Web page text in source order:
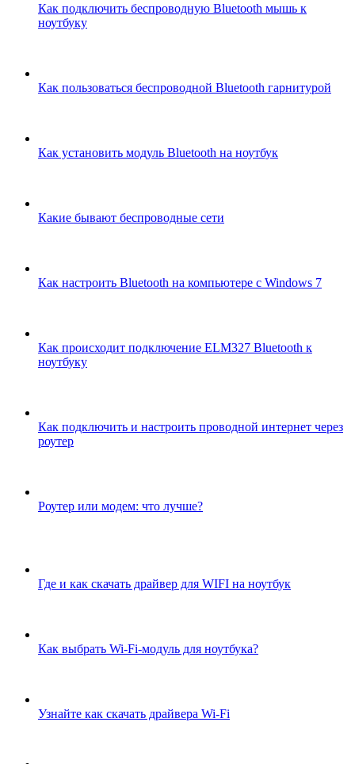
Как подключить беспроводную Bluetooth мышь к
ноутбуку
Как пользоваться беспроводной Bluetooth гарнитурой
Как установить модуль Bluetooth на ноутбук
Какие бывают беспроводные сети
Как настроить Bluetooth на компьютере с Windows 7
Как происходит подключение ELM327 Bluetooth к
ноутбуку
Как подключить и настроить проводной интернет через
роутер
Роутер или модем: что лучше?
Где и как скачать драйвер для WIFI на ноутбук
Как выбрать Wi-Fi-модуль для ноутбука?
Узнайте как скачать драйвера Wi-Fi